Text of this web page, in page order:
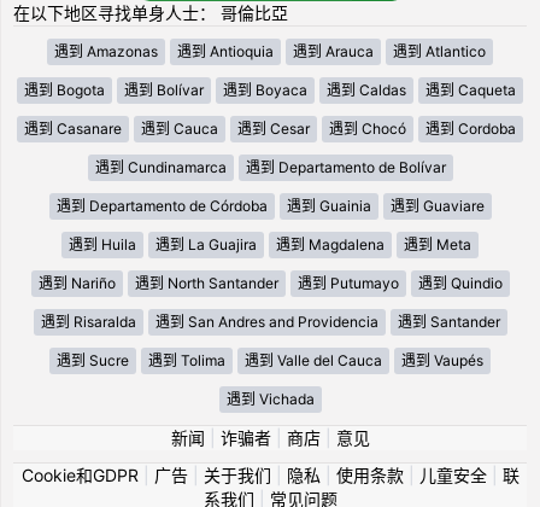
在以下地区寻找单身人士： 哥倫比亞
遇到 Amazonas 遇到 Antioquia 遇到 Arauca 遇到 Atlantico
遇到 Bogota 遇到 Bolívar 遇到 Boyaca 遇到 Caldas 遇到 Caqueta
遇到 Casanare 遇到 Cauca 遇到 Cesar 遇到 Chocó 遇到 Cordoba
遇到 Cundinamarca 遇到 Departamento de Bolívar
遇到 Departamento de Córdoba 遇到 Guainia 遇到 Guaviare
遇到 Huila 遇到 La Guajira 遇到 Magdalena 遇到 Meta
遇到 Nariño 遇到 North Santander 遇到 Putumayo 遇到 Quindio
遇到 Risaralda 遇到 San Andres and Providencia 遇到 Santander
遇到 Sucre 遇到 Tolima 遇到 Valle del Cauca 遇到 Vaupés
遇到 Vichada
新闻 诈骗者| 商店| 意见
Cookie和GDPR
广告| 关于我们 隐私 使用条款| 儿童安全| 联
系我们
常见问题